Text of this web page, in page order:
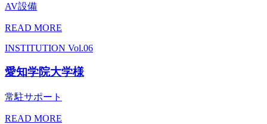
AV設備
READ MORE
INSTITUTION Vol.06
愛知学院大学様
常駐サポート
READ MORE